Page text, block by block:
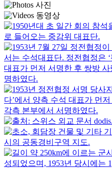
사진
동영상